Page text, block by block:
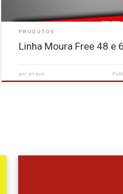
PRODUTOS
Linha Moura Free 48 e
porelrezo